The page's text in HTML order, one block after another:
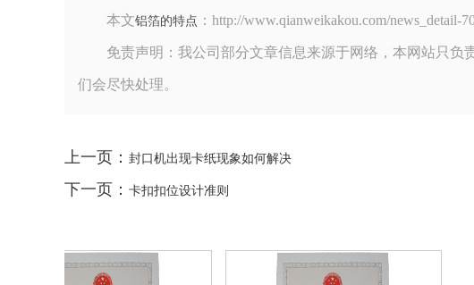
本文铝箔的特点 ：http://www.qianweikakou.com/
免责声明：我公司部分文章信息来源于网络，本网站只
们会尽快处理。
上一页： 封口机出现卡纸现象如何解决
下一页： 卡扣扣位设计准则